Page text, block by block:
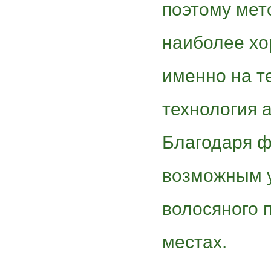
поэтому
наиболее
именно на
технология
Благодаря
возможным
волосяного
местах.